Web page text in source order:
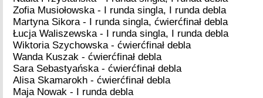
Zofia Musiołowska - I runda singla, I runda debla
Martyna Sikora - I runda singla, ćwierćfinał debla
Łucja Waliszewska - I runda singla, I runda debla
Wiktoria Szychowska - ćwierćfinał debla
Wanda Kuszak - ćwierćfinał debla
Sara Sebastyańska - ćwierćfinał debla
Alisa Skamarokh - ćwierćfinał debla
Maja Nowak - I runda debla